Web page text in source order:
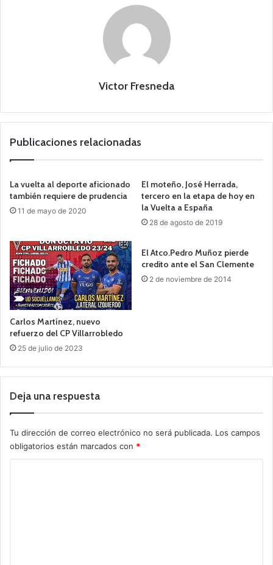
Victor Fresneda
Publicaciones relacionadas
La vuelta al deporte aficionado
también requiere de prudencia
11 de mayo de 2020
El moteño, José Herrada,
tercero en la etapa de hoy en
la Vuelta a España
28 de agosto de 2019
Carlos Martínez, nuevo
refuerzo del CP Villarrobledo
25 de julio de 2023
El Atco.Pedro Muñoz pierde
credito ante el San Clemente
2 de noviembre de 2014
Deja una respuesta
Tu dirección de correo electrónico no será publicada. Los campos
obligatorios están marcados con *